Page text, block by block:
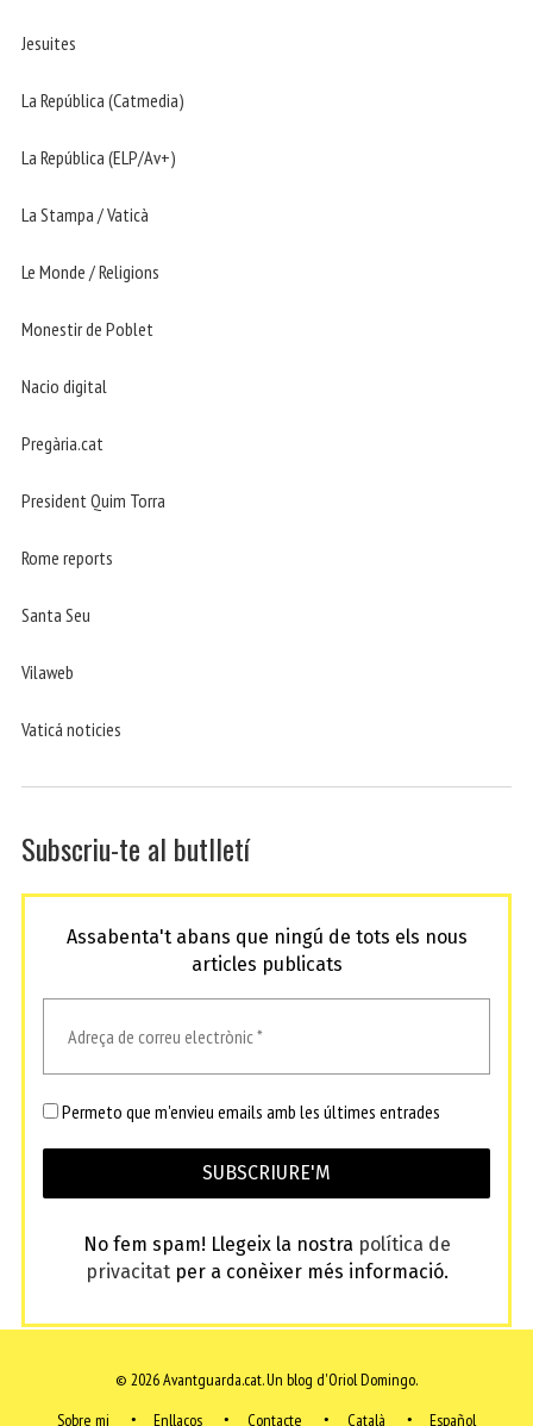
Jesuites
La República (Catmedia)
La República (ELP/Av+)
La Stampa / Vaticà
Le Monde / Religions
Monestir de Poblet
Nacio digital
Pregària.cat
President Quim Torra
Rome reports
Santa Seu
Vilaweb
Vaticá noticies
Subscriu-te al butlletí
Assabenta't abans que ningú de tots els nous
articles publicats
Permeto que m'envieu emails amb les últimes entrades
No fem spam! Llegeix la nostra política de
privacitatper a conèixer més informació.
© 2026 Avantguarda.cat.Un blog d'Oriol Domingo.
Sobre mi
Enllaços Contacte Català Español